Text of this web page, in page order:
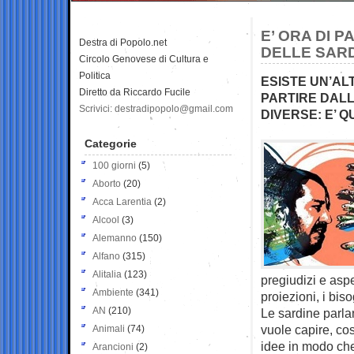
E’ ORA DI
DELLE
ESISTE
PARTIRE
DIVERSE: E’
pregiudizi e
proiezioni, i
Le sardine
vuole capire,
idee in modo
Destra di Popolo.net
Circolo Genovese di Cultura e
Politica
Diretto da Riccardo Fucile
Scrivici: destradipopolo@gmail.com
Categorie
100 giorni (5)
Aborto (20)
Acca Larentia (2)
Alcool (3)
Alemanno (150)
Alfano (315)
Alitalia (123)
Ambiente (341)
AN (210)
Animali (74)
Arancioni (2)